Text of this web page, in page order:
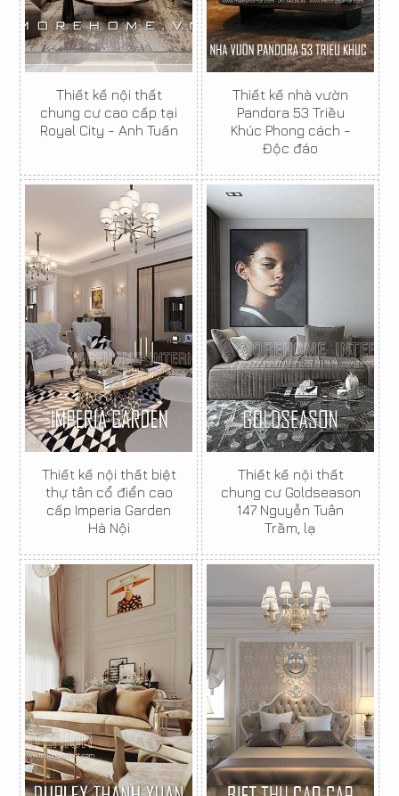
Thiết kế nội thất
chung cư cao cấp tại
Royal City - Anh Tuấn
Thiết kế nhà vườn
Pandora 53 Triều
Khúc Phong cách -
Độc đáo
Thiết kế nội thất biệt
thự tân cổ điển cao
cấp Imperia Garden
Hà Nội
Thiết kế nội thất
chung cư Goldseason
147 Nguyễn Tuân
Trầm, lạ